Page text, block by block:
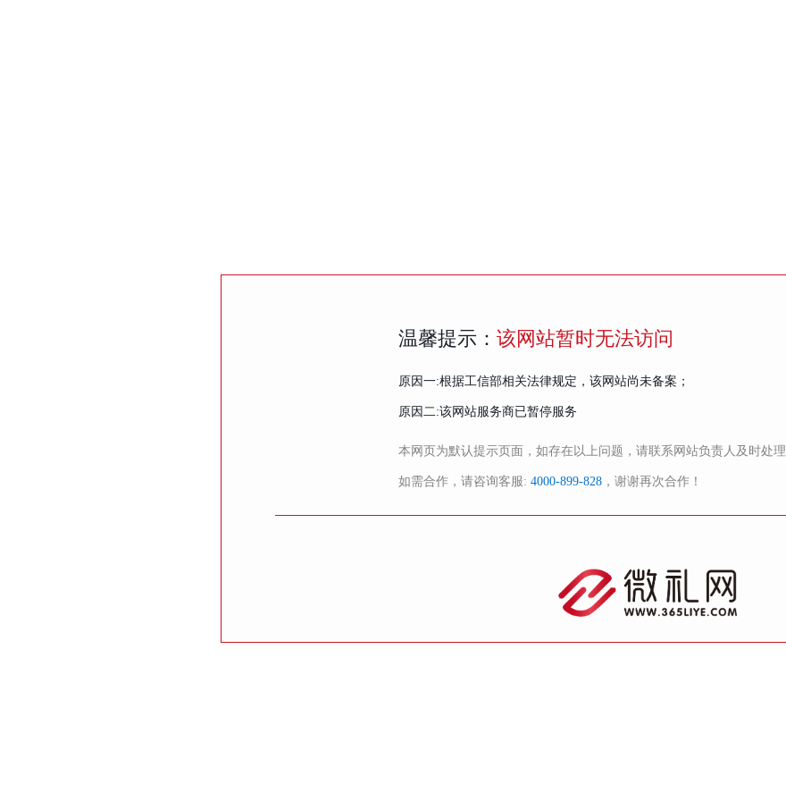
温馨提示： 该网站暂时无法访问
原因一:根据工信部相关法律规定，该网站尚未备案；
原因二:该网站服务商已暂停服务
本网页为默认提示页面，如存在以上问题，请联系网站负责人及时处理
如需合作，请咨询客服: 4000-899-828 ，谢谢再次合作！